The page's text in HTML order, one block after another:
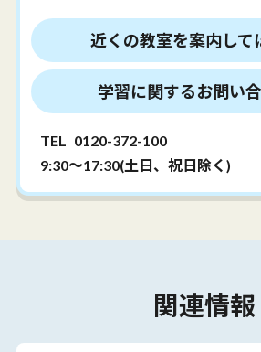
近くの教室を案内して
学習に関するお問い
TEL
0120-372-100
9:30～17:30(土日、祝日除く)
関連情報